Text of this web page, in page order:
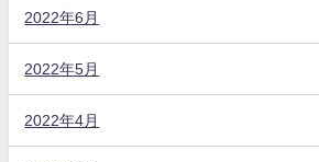
2022年6月
2022年5月
2022年4月